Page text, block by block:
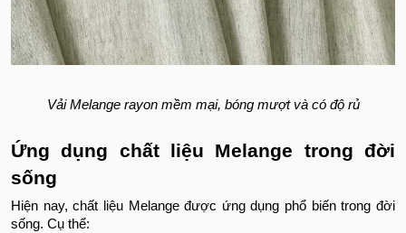
Vải Melange rayon mềm mại, bóng mượt và có độ rủ
Ứng dụng chất liệu Melange trong đời
sống
Hiện nay, chất liệu Melange được ứng dụng phổ biến trong đời
sống. Cụ thể: